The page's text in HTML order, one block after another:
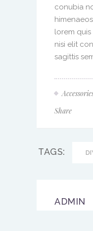
conubia
lorem
nisi elit
sagittis
Share
TAGS:
ADMIN